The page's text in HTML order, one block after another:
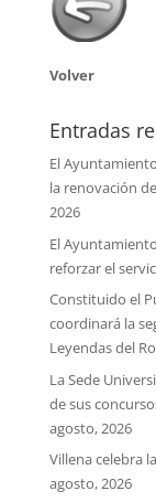
Volver
Entradas
El
la renovación
2026
El
reforzar el
Constituido el
coordinará la
Leyendas del
La Sede
de sus
agosto, 2026
Villena celebra
agosto, 2026